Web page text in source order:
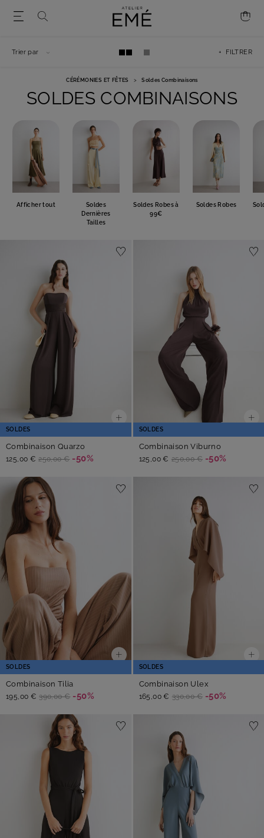
CÉRÉMONIES ET FÊTES > Soldes Combinaisons
SOLDES COMBINAISONS
Afficher tout
Soldes
Dernières
Tailles
Soldes Robes à
99€
Soldes Robes
+ FILTRER
Trier par
SOLDES
Combinaison Quarzo
125,00 € 250,00 € -50%
SOLDES
Combinaison Viburno
125,00 € 250,00 € -50%
SOLDES
Combinaison Tilia
195,00 € 390,00 € -50%
SOLDES
Combinaison Ulex
165,00 € 330,00 € -50%